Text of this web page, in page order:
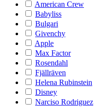
American Crew
Babyliss
Bulgari
Givenchy
Apple
Max Factor
Rosendahl
Fjällräven
Helena Rubinstein
Disney
Narciso Rodriguez